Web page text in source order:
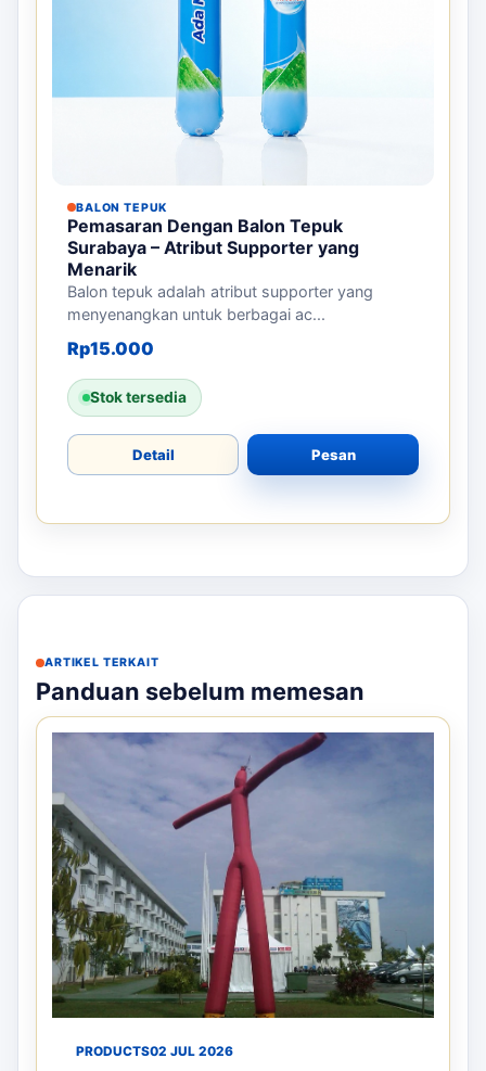
BALON TEPUK
Pemasaran Dengan Balon Tepuk
Surabaya – Atribut Supporter yang
Menarik
Balon tepuk adalah atribut supporter yang
menyenangkan untuk berbagai ac...
Rp15.000
Stok tersedia
Detail Pesan
ARTIKEL TERKAIT
Panduan sebelum memesan
PRODUCTS02 JUL 2026